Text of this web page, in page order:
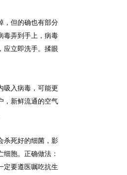
，但的确也有部分
毒弄到手上，病毒
应立即洗手。揉眼
吸入病毒，可能更
，新鲜流通的空气
杀死好的细菌，影
胞。正确做法：
定要遵医嘱吃抗生